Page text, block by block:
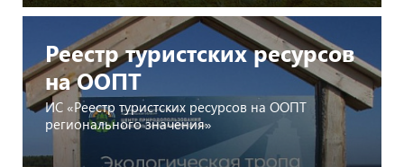
Реестр туристских ресурсов
на ООПТ
ИС «Реестр туристских ресурсов на ООПТ
регионального значения»